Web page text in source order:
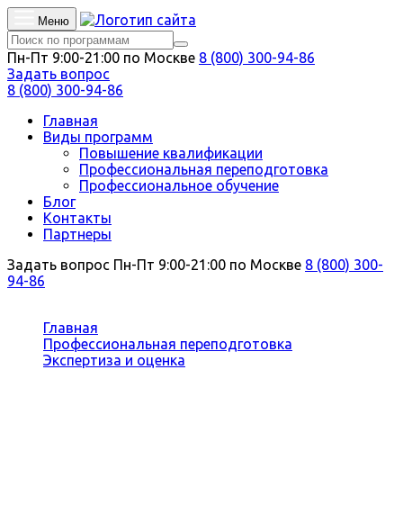
Меню
Пн-Пт 9:00-21:00 по Москве 8 (800) 300-94-86
Задать вопрос
8 (800) 300-94-86
Главная
Виды программ
Повышение квалификации
Профессиональная переподготовка
Профессиональное обучение
Блог
Контакты
Партнеры
Задать вопрос Пн-Пт 9:00-21:00 по Москве 8 (800) 300-
94-86
Главная
Профессиональная переподготовка
Экспертиза и оценка